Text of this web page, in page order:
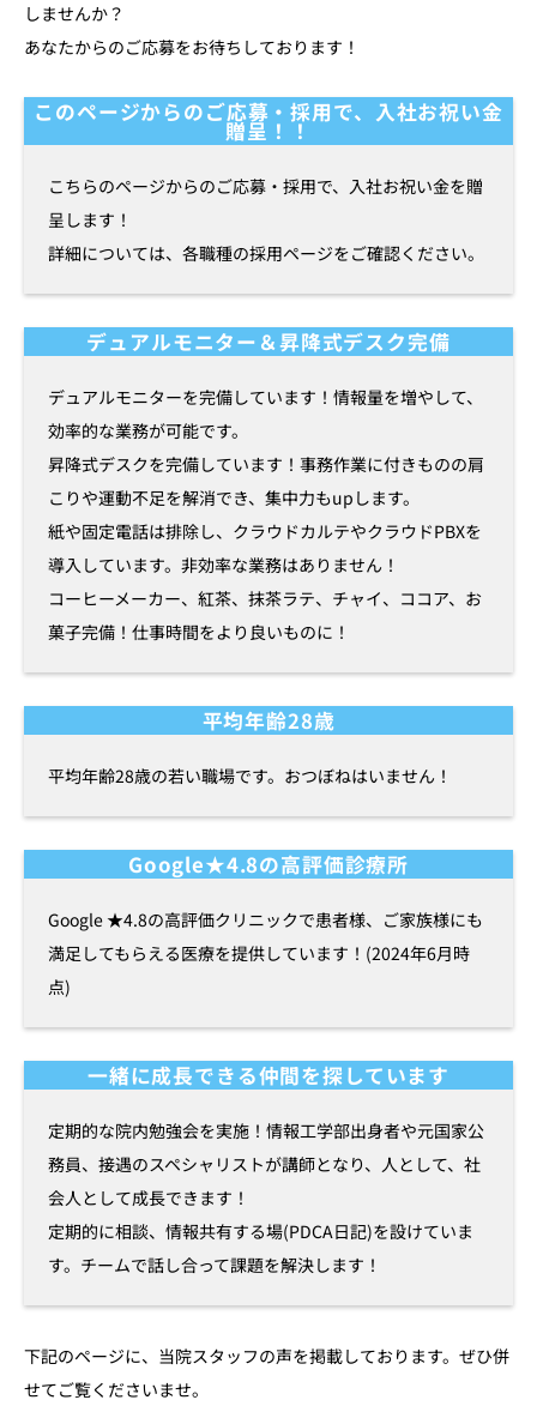
しませんか？
あなたからのご応募をお待ちしております！
このページからのご応募・採用で、入社お祝い金
贈呈！！
こちらのページからのご応募・採用で、入社お祝い金を贈
呈します！
詳細については、各職種の採用ページをご確認ください。
デュアルモニター＆昇降式デスク完備
デュアルモニターを完備しています！情報量を増やして、
効率的な業務が可能です。
昇降式デスクを完備しています！事務作業に付きものの肩
こりや運動不足を解消でき、集中力もupします。
紙や固定電話は排除し、クラウドカルテやクラウドPBXを
導入しています。非効率な業務はありません！
コーヒーメーカー、紅茶、抹茶ラテ、チャイ、ココア、お
菓子完備！仕事時間をより良いものに！
平均年齢28歳
平均年齢28歳の若い職場です。おつぼねはいません！
Google★4.8の高評価診療所
Google ★4.8の高評価クリニックで患者様、ご家族様にも
満足してもらえる医療を提供しています！(2024年6月時
点)
一緒に成長できる仲間を探しています
定期的な院内勉強会を実施！情報工学部出身者や元国家公
務員、接遇のスペシャリストが講師となり、人として、社
会人として成長できます！
定期的に相談、情報共有する場(PDCA日記)を設けていま
す。チームで話し合って課題を解決します！
下記のページに、当院スタッフの声を掲載しております。ぜひ併
せてご覧くださいませ。
ブログ